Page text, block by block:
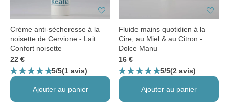
favorite
Crème anti-sécheresse à la
noisette de Cervione - Lait
Confort noisette
22 €
star_ratestar_ratestar_ratestar_ratestar_rate5/5(1 avis)
Ajouter au panier
favorite
Fluide mains quotidien à la
Cire, au Miel & au Citron -
Dolce Manu
16 €
star_ratestar_ratestar_ratestar_ratestar_rate5/5(2 avis)
Ajouter au panier